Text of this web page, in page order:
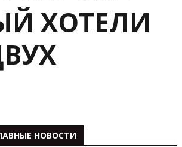
ХОТЕЛИ
НОВОСТИ